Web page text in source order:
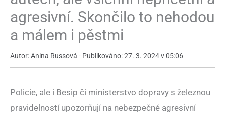
agresivní. Skončilo to nehodou
a málem i pěstmi
Autor: Anina Russová - Publikováno: 27. 3. 2024 v 05:06
Policie, ale i Besip či ministerstvo dopravy s železnou
pravidelností upozorňují na nebezpečné agresivní